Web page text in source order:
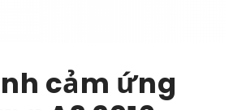
cảm ứng